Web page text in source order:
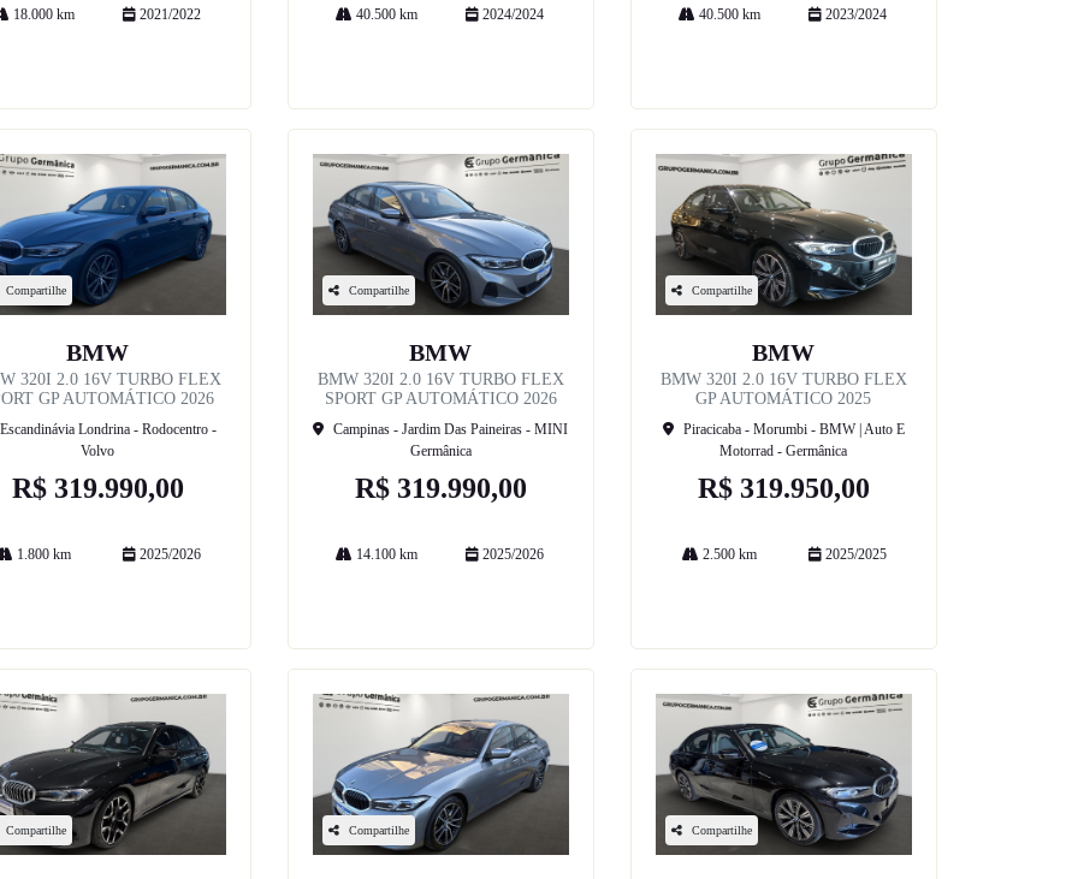
18.000 km 2021/2022 40.500 km 2024/2024 40.500 km 2023/2024
Compartilhe
BMW
320I 2.0 16V TURBO FLEX
GP AUTOMÁTICO 2026
Escandinávia Londrina - Rodocentro -
Volvo
R$ 319.990,00
1.800 km 2025/2026
Compartilhe
BMW
BMW 320I 2.0 16V TURBO FLEX
SPORT GP AUTOMÁTICO 2026
Campinas - Jardim Das Paineiras - MINI
Germânica
R$ 319.990,00
14.100 km 2025/2026
Compartilhe
BMW
BMW 320I 2.0 16V TURBO FLEX
GP AUTOMÁTICO 2025
Piracicaba - Morumbi - BMW | Auto E
Motorrad - Germânica
R$ 319.950,00
2.500 km 2025/2025
Compartilhe Compartilhe Compartilhe